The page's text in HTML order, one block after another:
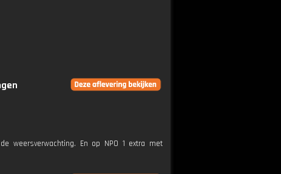
weersverwachting. En op NPO 1 extra met